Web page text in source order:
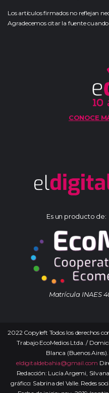
Los artículos firmados no reflejan
Agradecemos citar la fuente
CONOCE
Es un producto de:
Matrícula INAES
2022 Copyleft Todos los derechos
Trabajo EcoMedios Ltda. /
Blanca (Buenos
eldigitaldebahia@gmail.com
Redacción: Lucía Argemi,
gráfico: Sabrina del Valle. Redes